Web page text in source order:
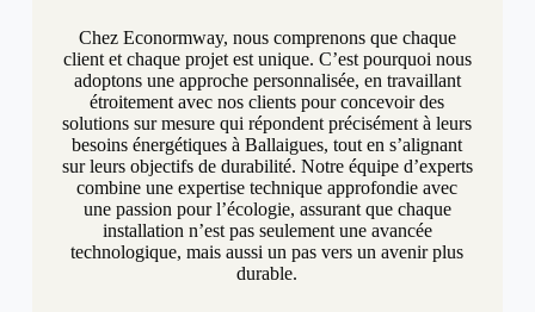
Chez Econormway, nous comprenons que chaque
client et chaque projet est unique. C’est pourquoi nous
adoptons une approche personnalisée, en travaillant
étroitement avec nos clients pour concevoir des
solutions sur mesure qui répondent précisément à leurs
besoins énergétiques à Ballaigues, tout en s’alignant
sur leurs objectifs de durabilité. Notre équipe d’experts
combine une expertise technique approfondie avec
une passion pour l’écologie, assurant que chaque
installation n’est pas seulement une avancée
technologique, mais aussi un pas vers un avenir plus
durable.